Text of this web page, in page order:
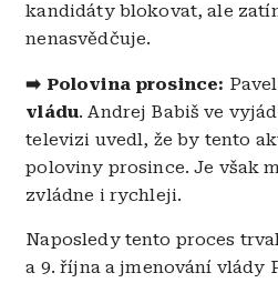
kandidáty blokovat, ale
nenasvědčuje.
➡️ Polovina prosince:
vládu. Andrej Babiš ve
televizi uvedl, že by tento
poloviny prosince. Je však
zvládne i rychleji.
Naposledy tento proces
a 9. října a jmenování vlády